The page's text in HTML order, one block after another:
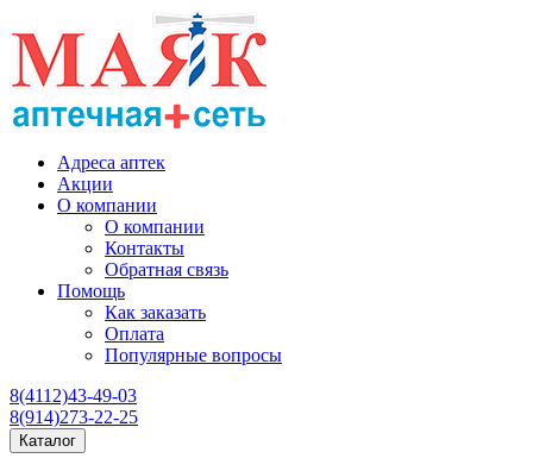
Адреса аптек
Акции
О компании
О компании
Контакты
Обратная связь
Помощь
Как заказать
Оплата
Популярные вопросы
8(4112)43-49-03
8(914)273-22-25
Каталог